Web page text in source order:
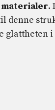
materialer.
denne
glattheten